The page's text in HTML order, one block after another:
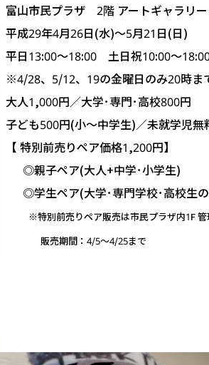
富山市民プラザ 2階 アートギャラリー
平成29年4月26日(水)～5月21日(日)
平日13:00～18:00 土日祝10:00～
※4/28、5/12、19の金曜日のみ20時ま
大人1,000円／大学･専門･高校800円
子ども500円(小～中学生)／未就学児無
【 特別前売りペア価格1,200円】
◎親子ペア(大人+中学･小学生)
◎学生ペア(大学･専門学校･高校生
※特別前売りペア販売は市民プラザ内1F
販売期間：4/5～4/25まで